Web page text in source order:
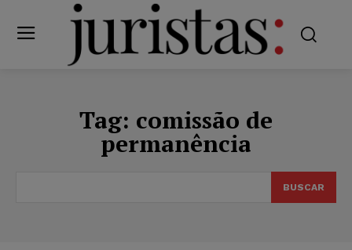
Tag: comissão de
permanência
BUSCAR